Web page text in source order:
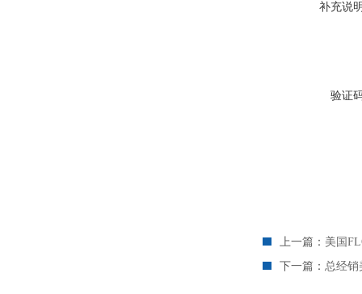
补充说
验证
上一篇： 美国
下一篇： 总经销